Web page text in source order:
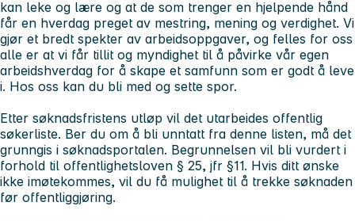
kan leke og lære og at de som trenger en hjelpende hånd
får en hverdag preget av mestring, mening og verdighet. Vi
gjør et bredt spekter av arbeidsoppgaver, og felles for oss
alle er at vi får tillit og myndighet til å påvirke vår egen
arbeidshverdag for å skape et samfunn som er godt å leve
i. Hos oss kan du bli med og sette spor.
Etter søknadsfristens utløp vil det utarbeides offentlig
søkerliste. Ber du om å bli unntatt fra denne listen, må det
grunngis i søknadsportalen. Begrunnelsen vil bli vurdert i
forhold til offentlighetsloven § 25, jfr §11. Hvis ditt ønske
ikke imøtekommes, vil du få mulighet til å trekke søknaden
før offentliggjøring.